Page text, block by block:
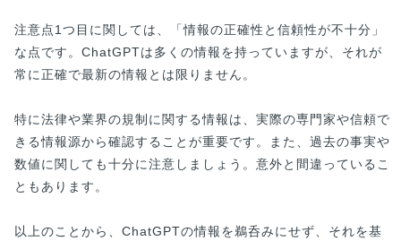
注意点1つ目に関しては、「情報の正確性と信頼性が不十分」
な点です。ChatGPTは多くの情報を持っていますが、それが
常に正確で最新の情報とは限りません。
特に法律や業界の規制に関する情報は、実際の専門家や信頼で
きる情報源から確認することが重要です。また、過去の事実や
数値に関しても十分に注意しましょう。意外と間違っているこ
ともあります。
以上のことから、ChatGPTの情報を鵜呑みにせず、それを基